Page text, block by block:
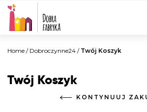
Home / Dobroczynne24 / Twój Koszyk
Twój Koszyk
KONTYNUUJ